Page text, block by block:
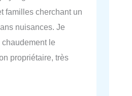
familles cherchant un
nuisances. Je
le
propriétaire, très